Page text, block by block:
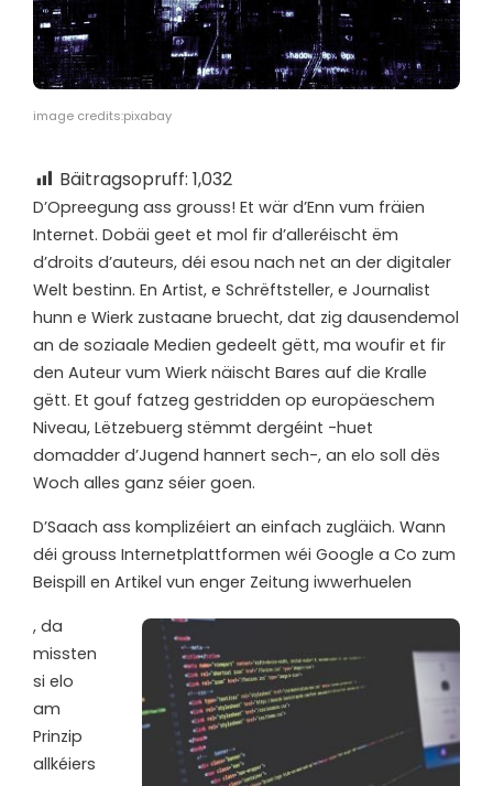
image credits:pixabay
Bäitragsopruff: 1,032
D’Opreegung ass grouss! Et wär d’Enn vum fräien
Internet. Dobäi geet et mol fir d’alleréischt ëm
d’droits d’auteurs, déi esou nach net an der digitaler
Welt bestinn. En Artist, e Schrëftsteller, e Journalist
hunn e Wierk zustaane bruecht, dat zig dausendemol
an de soziaale Medien gedeelt gëtt, ma woufir et fir
den Auteur vum Wierk näischt Bares auf die Kralle
gëtt. Et gouf fatzeg gestridden op europäeschem
Niveau, Lëtzebuerg stëmmt dergéint -huet
domadder d’Jugend hannert sech-, an elo soll dës
Woch alles ganz séier goen.
D’Saach ass komplizéiert an einfach zugläich. Wann
déi grouss Internetplattformen wéi Google a Co zum
Beispill en Artikel vun enger Zeitung iwwerhuelen
, da
missten
si elo
am
Prinzip
allkéiers